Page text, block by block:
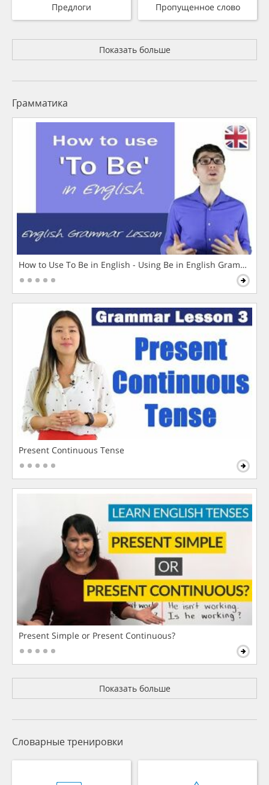
Предлоги Пропущенное слово
Показать больше
Грамматика
How to Use To Be in English - Using Be in English Grammar
Present Continuous Tense
Present Simple or Present Continuous?
Показать больше
Словарные тренировки